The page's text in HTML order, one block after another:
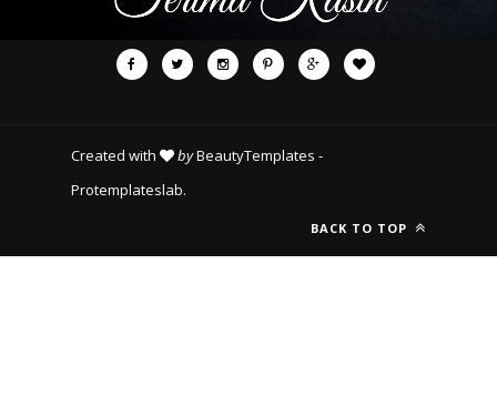
Created with byBeautyTemplates -
Protemplateslab.
BACK TO TOP